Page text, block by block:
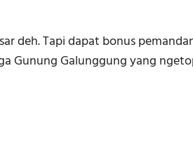
deh. Tapi dapat bonus
Gunung Galunggung yang